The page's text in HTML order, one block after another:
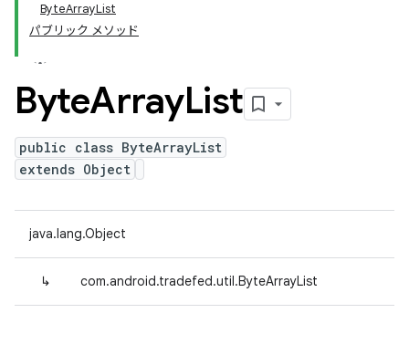
ByteArrayList
パブリック メソッド
ByteArrayList
public class ByteArrayList
extends Object
java.lang.Object
↳ com.android.tradefed.util.ByteArrayList